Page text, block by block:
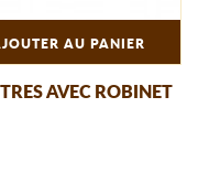
AU PANIER
AVEC ROBINET